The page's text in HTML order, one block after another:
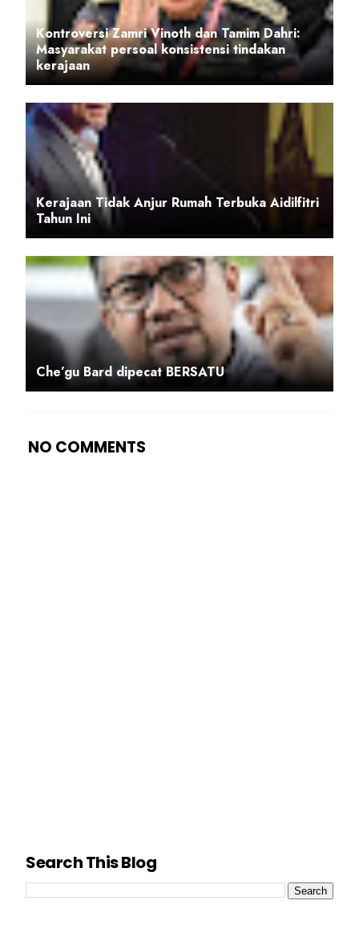
Kontroversi Zamri Vinoth dan Tamim Dahri:
Masyarakat persoal konsistensi tindakan
kerajaan
Kerajaan Tidak Anjur Rumah Terbuka Aidilfitri
Tahun Ini
Che’gu Bard dipecat BERSATU
NO COMMENTS
Search This Blog